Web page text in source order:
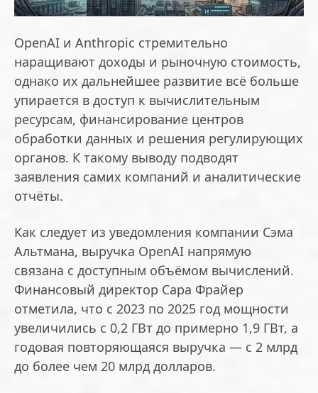
OpenAI и Anthropic стремительно
наращивают доходы и рыночную стоимость,
однако их дальнейшее развитие всё больше
упирается в доступ к вычислительным
ресурсам, финансирование центров
обработки данных и решения регулирующих
органов. К такому выводу подводят
заявления самих компаний и аналитические
отчёты.
Как следует из уведомления компании Сэма
Альтмана, выручка OpenAI напрямую
связана с доступным объёмом вычислений.
Финансовый директор Сара Фрайер
отметила, что с 2023 по 2025 год мощности
увеличились с 0,2 ГВт до примерно 1,9 ГВт, а
годовая повторяющаяся выручка — с 2 млрд
до более чем 20 млрд долларов.